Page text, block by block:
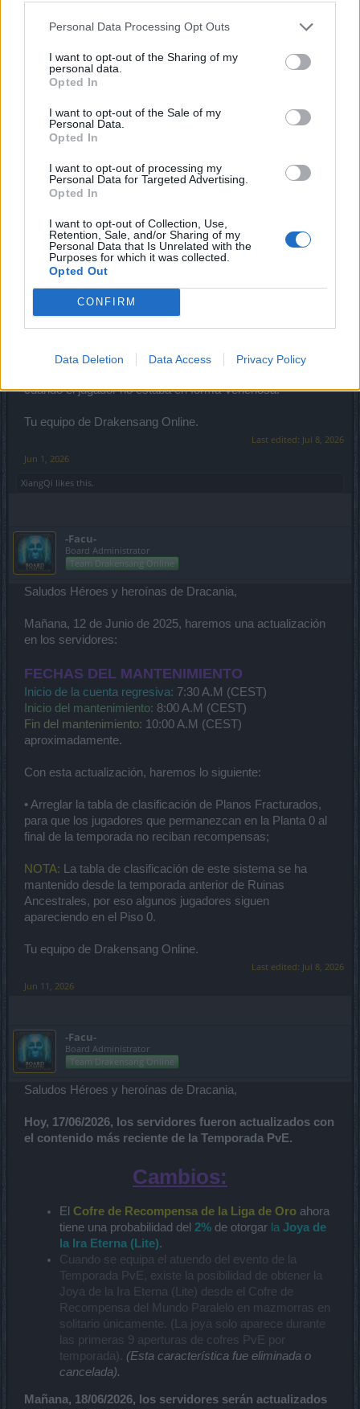
Personal Data Processing Opt Outs
I want to opt-out of the Sharing of my
personal data.
Opted In
I want to opt-out of the Sale of my
Personal Data.
Opted In
I want to opt-out of processing my
Personal Data for Targeted Advertising.
Opted In
I want to opt-out of Collection, Use,
Retention, Sale, and/or Sharing of my
Personal Data that Is Unrelated with the
Purposes for which it was collected.
Opted Out
CONFIRM
Data Deletion Data Access Privacy Policy
-Facu-
Team Drakensang Online
Saludos Héroes y heroínas de Dracania,
Mañana, 2 de Junio de 2025, haremos una actualización en
los servidores:
FECHAS DEL MANTENIMIENTO
Inicio de la cuenta regresiva:7:30 A.M (CEST)
Inicio del mantenimiento:8:00 A.M (CEST)
Fin del mantenimiento:
aproximadamente.
Con esta actualización, haremos lo siguiente:
• Solucionar un problema que permitía usar las habilidades
cuando el jugador no estaba en forma Venenosa.
Tu equipo de Drakensang Online.
Last edited: Jul 8, 2026
Jun 1, 2026
XiangQi likes this.
-Facu-
Board Administrator
Team Drakensang Online
Saludos Héroes y heroínas de Dracania,
Mañana, 12 de Junio de 2025, haremos una actualización
en los servidores:
FECHAS DEL MANTENIMIENTO
Inicio de la cuenta regresiva: 7:30 A.M (CEST)
Inicio del mantenimiento: 8:00 A.M (CEST)
Fin del mantenimiento: 10:00 A.M (CEST)
aproximadamente.
Con esta actualización, haremos lo siguiente:
• Arreglar la tabla de clasificación de Planos Fracturados,
para que los jugadores que permanezcan en la Planta 0 al
final de la temporada no reciban recompensas;
NOTA: La tabla de clasificación de este sistema se ha
mantenido desde la temporada anterior de Ruinas
Ancestrales, por eso algunos jugadores siguen
apareciendo en el Piso 0.
Tu equipo de Drakensang Online.
Last edited: Jul 8, 2026
Jun 11, 2026
-Facu-
Board Administrator
Team Drakensang Online
Saludos Héroes y heroínas de Dracania,
Hoy, 17/06/2026, los servidores fueron actualizados con
el contenido más reciente de la Temporada PvE.
Cambios:
El Cofre de Recompensa de la Liga de Oro ahora
tiene una probabilidad del 2% de otorgar la Joya de
la Ira Eterna (Lite).
Cuando se equipa el atuendo del evento de la
Temporada PvE, existe la posibilidad de obtener la
Joya de la Ira Eterna (Lite) desde el Cofre de
Recompensa del Mundo Paralelo en mazmorras en
solitario únicamente. (La joya solo aparece durante
las primeras 9 aperturas de cofres PvE por
temporada).
(Esta característica fue eliminada o
cancelada).
Mañana, 18/06/2026, los servidores serán actualizados